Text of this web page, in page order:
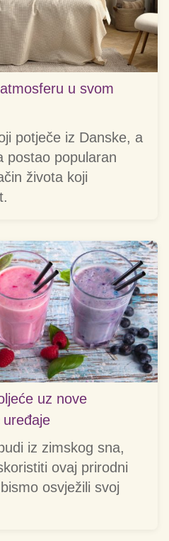
u svom
potječe iz Danske, a
postao popularan
života koji
uz nove
iz zimskog sna,
ovaj prirodni
osvježili svoj